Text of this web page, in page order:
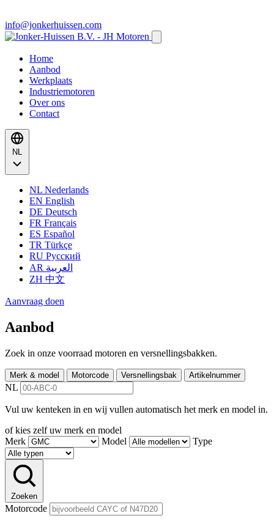
info@jonkerhuissen.com
Home
Aanbod
Werkplaats
Industriemotoren
Over ons
Contact
NL
NL Nederlands
EN English
DE Deutsch
FR Français
ES Español
TR Türkçe
RU Русский
AR العربية
ZH 中文
Aanvraag doen
Aanbod
Zoek in onze voorraad motoren en versnellingsbakken.
Merk & model Motorcode Versnellingsbak Artikelnummer
NL
Vul uw kenteken in en wij vullen automatisch het merk en model in.
of kies zelf uw merk en model
Merk
Model Type
Zoeken
Motorcode